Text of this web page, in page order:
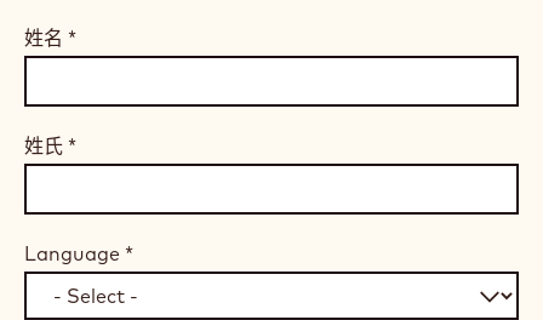
姓名 *
姓氏 *
Language *